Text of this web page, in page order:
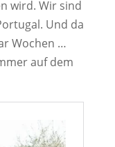
wird. Wir sind
Und da
Wochen …
auf dem